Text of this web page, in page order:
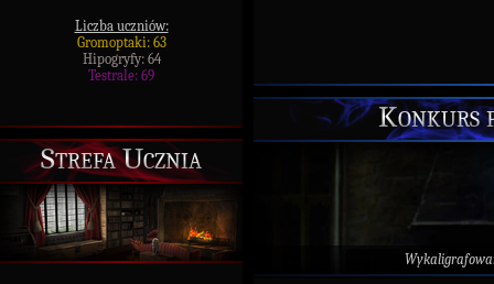
Liczba uczniów:
Gromoptaki: 63
Hipogryfy: 64
Testrale: 69
Strefa Ucznia
Konkurs